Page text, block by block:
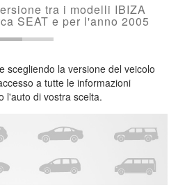
tra i modelli IBIZA
SEAT e per l'anno 2005
scegliendo la versione del veicolo
a tutte le informazioni
l'auto di vostra scelta.